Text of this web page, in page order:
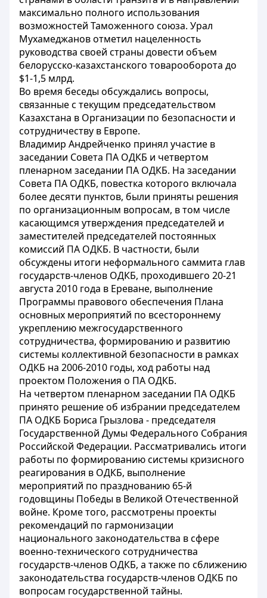
максимально полного использования
возможностей Таможенного союза. Урал
Мухамеджанов отметил нацеленность
руководства своей страны довести объем
белорусско-казахстанского товарооборота до
$1-1,5 млрд.
Во время беседы обсуждались вопросы,
связанные с текущим председательством
Казахстана в Организации по безопасности и
сотрудничеству в Европе.
Владимир Андрейченко принял участие в
заседании Совета ПА ОДКБ и четвертом
пленарном заседании ПА ОДКБ. На заседании
Совета ПА ОДКБ, повестка которого включала
более десяти пунктов, были приняты решения
по организационным вопросам, в том числе
касающимся утверждения председателей и
заместителей председателей постоянных
комиссий ПА ОДКБ. В частности, были
обсуждены итоги неформального саммита глав
государств-членов ОДКБ, проходившего 20-21
августа 2010 года в Ереване, выполнение
Программы правового обеспечения Плана
основных мероприятий по всестороннему
укреплению межгосударственного
сотрудничества, формированию и развитию
системы коллективной безопасности в рамках
ОДКБ на 2006-2010 годы, ход работы над
проектом Положения о ПА ОДКБ.
На четвертом пленарном заседании ПА ОДКБ
принято решение об избрании председателем
ПА ОДКБ Бориса Грызлова - председателя
Государственной Думы Федерального Собрания
Российской Федерации. Рассматривались итоги
работы по формированию системы кризисного
реагирования в ОДКБ, выполнение
мероприятий по празднованию 65-й
годовщины Победы в Великой Отечественной
войне. Кроме того, рассмотрены проекты
рекомендаций по гармонизации
национального законодательства в сфере
военно-технического сотрудничества
государств-членов ОДКБ, а также по сближению
законодательства государств-членов ОДКБ по
вопросам государственной тайны.